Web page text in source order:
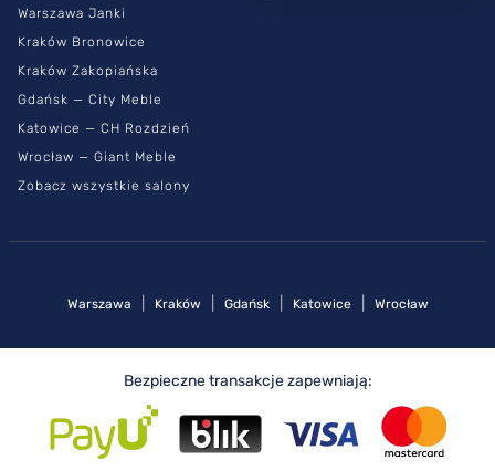
Warszawa Janki
Kraków Bronowice
Kraków Zakopiańska
Gdańsk — City Meble
Katowice — CH Rozdzień
Wrocław — Giant Meble
Zobacz wszystkie salony
Warszawa Kraków Gdańsk Katowice Wrocław
Bezpieczne transakcje zapewniają: